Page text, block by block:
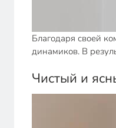
Благодаря своей
динамиков. В
Чистый и